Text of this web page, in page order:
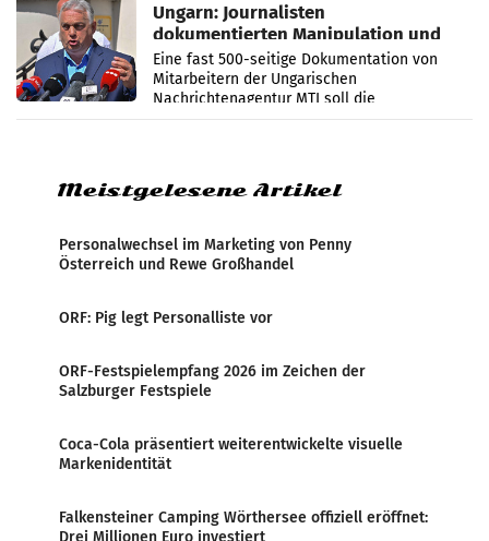
Ungarn: Journalisten
dokumentierten Manipulation und
Zensur
Eine fast 500-seitige Dokumentation von
Mitarbeitern der Ungarischen
Nachrichtenagentur MTI soll die
systematische Nachrichten-Manipulation und
Meistgelesene Artikel
Personalwechsel im Marketing von Penny
Österreich und Rewe Großhandel
ORF: Pig legt Personalliste vor
ORF-Festspielempfang 2026 im Zeichen der
Salzburger Festspiele
Coca-Cola präsentiert weiterentwickelte visuelle
Markenidentität
Falkensteiner Camping Wörthersee offiziell eröffnet:
Drei Millionen Euro investiert